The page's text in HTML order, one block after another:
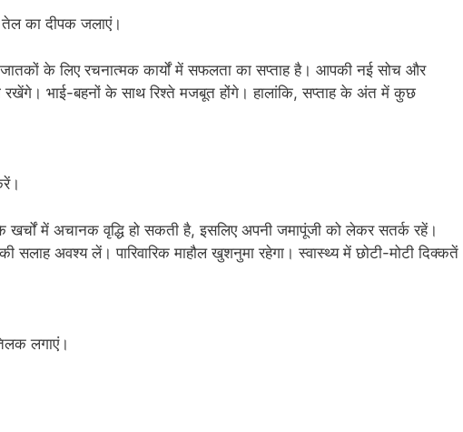
का दीपक जलाएं।
के लिए रचनात्मक कार्यों में सफलता का सप्ताह है। आपकी नई सोच और
भाई-बहनों के साथ रिश्ते मजबूत होंगे। हालांकि, सप्ताह के अंत में कुछ
में अचानक वृद्धि हो सकती है, इसलिए अपनी जमापूंजी को लेकर सतर्क रहें।
सलाह अवश्य लें। पारिवारिक माहौल खुशनुमा रहेगा। स्वास्थ्य में छोटी-मोटी दिक्कतें
लगाएं।